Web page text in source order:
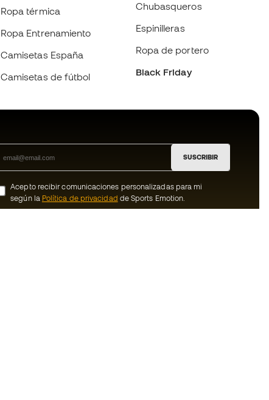
Ropa térmica
Ropa Entrenamiento
Camisetas España
Camisetas de fútbol
Chubasqueros
Espinilleras
Ropa de portero
Black Friday
SUSCRIBIR
Acepto recibir comunicaciones personalizadas para mi
según la Política de privacidad de Sports Emotion.